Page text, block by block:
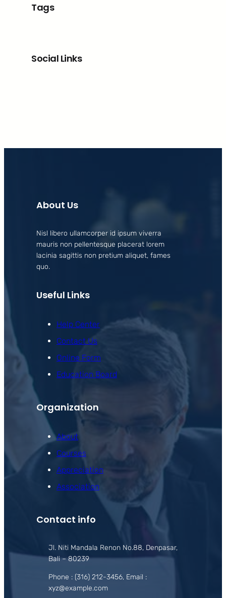
Tags
Social Links
About Us
Nisl libero ullamcorper id ipsum viverra
mauris non pellentesque placerat lorem
lacinia sagittis non pretium aliquet, fames
quo.
Useful Links
Help Center
Contact Us
Online Form
Education Board
Organization
About
Courses
Appreciation
Association
Contact info
Jl. Niti Mandala Renon No.88, Denpasar,
Bali – 80239
Phone : (316) 212-3456, Email :
xyz@example.com